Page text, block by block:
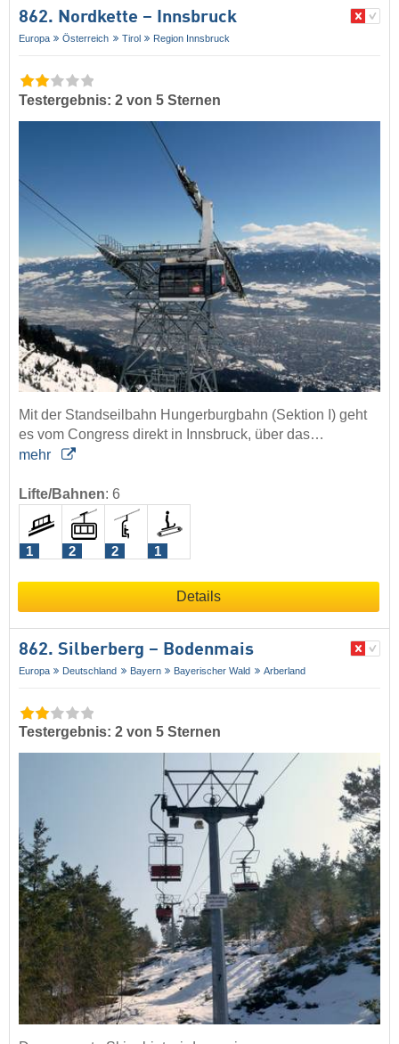
862. Nordkette – Innsbruck
Europa Österreich Tirol Region Innsbruck
Testergebnis: 2 von 5 Sternen
Mit der Standseilbahn Hungerburgbahn (Sektion I) geht
es vom Congress direkt in Innsbruck, über das…
mehr
Lifte/Bahnen: 6
1 2 2 1
Details
862. Silberberg – Bodenmais
Europa Deutschland Bayern Bayerischer Wald Arberland
Testergebnis: 2 von 5 Sternen